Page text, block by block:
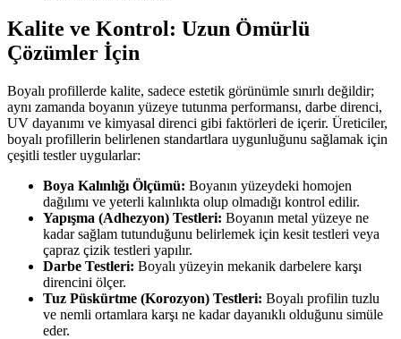
Kalite ve Kontrol: Uzun Ömürlü
Çözümler İçin
Boyalı profillerde kalite, sadece estetik görünümle sınırlı değildir;
aynı zamanda boyanın yüzeye tutunma performansı, darbe direnci,
UV dayanımı ve kimyasal direnci gibi faktörleri de içerir. Üreticiler,
boyalı profillerin belirlenen standartlara uygunluğunu sağlamak için
çeşitli testler uygularlar:
Boya Kalınlığı Ölçümü: Boyanın yüzeydeki homojen
dağılımı ve yeterli kalınlıkta olup olmadığı kontrol edilir.
Yapışma (Adhezyon) Testleri: Boyanın metal yüzeye ne
kadar sağlam tutunduğunu belirlemek için kesit testleri veya
çapraz çizik testleri yapılır.
Darbe Testleri: Boyalı yüzeyin mekanik darbelere karşı
direncini ölçer.
Tuz Püskürtme (Korozyon) Testleri: Boyalı profilin tuzlu
ve nemli ortamlara karşı ne kadar dayanıklı olduğunu simüle
eder.